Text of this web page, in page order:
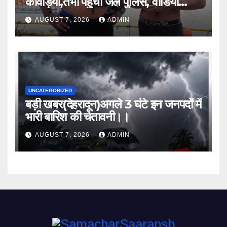
वायरल।।
AUGUST 7, 2026 ADMIN
UNCATEGORIZED
बड़ी खबर(देहरादून)अगले 3 घंटे इन जनपदों में
भारी बारिश की चेतावनी।।
AUGUST 7, 2026 ADMIN